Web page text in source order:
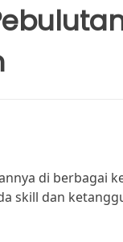
di berbagai
skill dan